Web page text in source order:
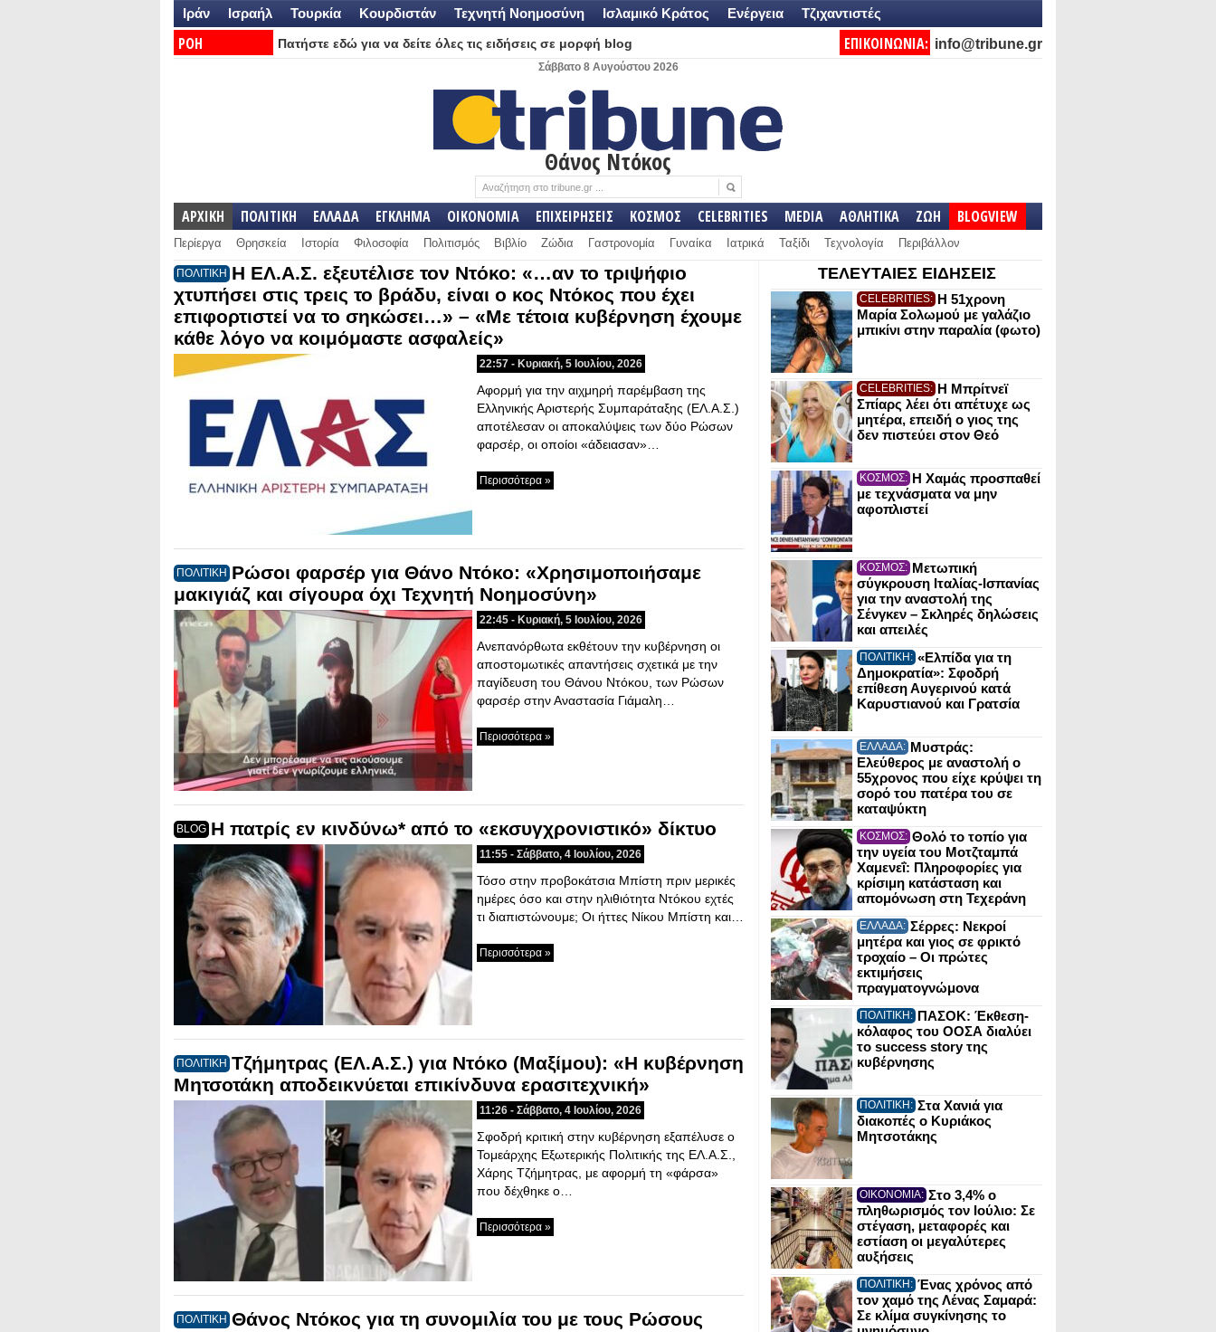
Ιράν Ισραήλ Τουρκία Κουρδιστάν Τεχνητή Νοημοσύνη Ισλαμικό Κράτος Ενέργεια Τζιχαντιστές
ΡΟΗ
Πατήστε εδώ για να δείτε όλες τις ειδήσεις σε μορφή blog ΕΠΙΚΟΙΝΩΝΙΑ: info@tribune.gr
Σάββατο 8 Αυγούστου 2026
Θάνος Ντόκος
ΑΡΧΙΚΗ ΠΟΛΙΤΙΚΗ ΕΛΛΑΔΑ ΕΓΚΛΗΜΑ ΟΙΚΟΝΟΜΙΑ ΕΠΙΧΕΙΡΗΣΕΙΣ ΚΟΣΜΟΣ CELEBRITIES MEDIA ΑΘΛΗΤΙΚΑ ΖΩΗ BLOGVIEW
Περίεργα Θρησκεία Ιστορία Φιλοσοφία Πολιτισμός Βιβλίο Ζώδια Γαστρονομία Γυναίκα Ιατρικά Ταξίδι Τεχνολογία Περιβάλλον
ΠΟΛΙΤΙΚΗ Η ΕΛ.Α.Σ. εξευτέλισε τον Ντόκο: «…αν το τριψήφιο
χτυπήσει στις τρεις το βράδυ, είναι ο κος Ντόκος που έχει
επιφορτιστεί να το σηκώσει…» – «Με τέτοια κυβέρνηση έχουμε
κάθε λόγο να κοιμόμαστε ασφαλείς»
22:57 - Κυριακή, 5 Ιουλίου, 2026
Αφορμή για την αιχμηρή παρέμβαση της
Ελληνικής Αριστερής Συμπαράταξης (ΕΛ.Α.Σ.)
αποτέλεσαν οι αποκαλύψεις των δύο Ρώσων
φαρσέρ, οι οποίοι «άδειασαν»…
Περισσότερα »
ΠΟΛΙΤΙΚΗ Ρώσοι φαρσέρ για Θάνο Ντόκο: «Χρησιμοποιήσαμε
μακιγιάζ και σίγουρα όχι Τεχνητή Νοημοσύνη»
22:45 - Κυριακή, 5 Ιουλίου, 2026
Ανεπανόρθωτα εκθέτουν την κυβέρνηση οι
αποστομωτικές απαντήσεις σχετικά με την
παγίδευση του Θάνου Ντόκου, των Ρώσων
φαρσέρ στην Αναστασία Γιάμαλη…
Περισσότερα »
BLOG Η πατρίς εν κινδύνω* από το «εκσυγχρονιστικό» δίκτυο
11:55 - Σάββατο, 4 Ιουλίου, 2026
Τόσο στην προβοκάτσια Μπίστη πριν μερικές
ημέρες όσο και στην ηλιθιότητα Ντόκου εχτές
τι διαπιστώνουμε; Οι ήττες Νίκου Μπίστη και…
Περισσότερα »
ΠΟΛΙΤΙΚΗ Τζήμητρας (ΕΛ.Α.Σ.) για Ντόκο (Μαξίμου): «Η κυβέρνηση
Μητσοτάκη αποδεικνύεται επικίνδυνα ερασιτεχνική»
11:26 - Σάββατο, 4 Ιουλίου, 2026
Σφοδρή κριτική στην κυβέρνηση εξαπέλυσε ο
Τομεάρχης Εξωτερικής Πολιτικής της ΕΛ.Α.Σ.,
Χάρης Τζήμητρας, με αφορμή τη «φάρσα»
που δέχθηκε ο…
Περισσότερα »
ΠΟΛΙΤΙΚΗ Θάνος Ντόκος για τη συνομιλία του με τους Ρώσους
ΤΕΛΕΥΤΑΙΕΣ ΕΙΔΗΣΕΙΣ
CELEBRITIES: Η 51χρονη
Μαρία Σολωμού με γαλάζιο
μπικίνι στην παραλία (φωτο)
CELEBRITIES: Η Μπρίτνεϊ
Σπίαρς λέει ότι απέτυχε ως
μητέρα, επειδή ο γιος της
δεν πιστεύει στον Θεό
ΚΟΣΜΟΣ: Η Χαμάς προσπαθεί
με τεχνάσματα να μην
αφοπλιστεί
ΚΟΣΜΟΣ: Μετωπική
σύγκρουση Ιταλίας-Ισπανίας
για την αναστολή της
Σένγκεν – Σκληρές δηλώσεις
και απειλές
ΠΟΛΙΤΙΚΗ: «Ελπίδα για τη
Δημοκρατία»: Σφοδρή
επίθεση Αυγερινού κατά
Καρυστιανού και Γρατσία
ΕΛΛΑΔΑ: Μυστράς:
Ελεύθερος με αναστολή ο
55χρονος που είχε κρύψει τη
σορό του πατέρα του σε
καταψύκτη
ΚΟΣΜΟΣ: Θολό το τοπίο για
την υγεία του Μοτζταμπά
Χαμενεΐ: Πληροφορίες για
κρίσιμη κατάσταση και
απομόνωση στη Τεχεράνη
ΕΛΛΑΔΑ: Σέρρες: Νεκροί
μητέρα και γιος σε φρικτό
τροχαίο – Οι πρώτες
εκτιμήσεις
πραγματογνώμονα
ΠΟΛΙΤΙΚΗ: ΠΑΣΟΚ: Έκθεση-
κόλαφος του ΟΟΣΑ διαλύει
το success story της
κυβέρνησης
ΠΟΛΙΤΙΚΗ: Στα Χανιά για
διακοπές ο Κυριάκος
Μητσοτάκης
ΟΙΚΟΝΟΜΙΑ: Στο 3,4% ο
πληθωρισμός τον Ιούλιο: Σε
στέγαση, μεταφορές και
εστίαση οι μεγαλύτερες
αυξήσεις
ΠΟΛΙΤΙΚΗ: Ένας χρόνος από
τον χαμό της Λένας Σαμαρά:
Σε κλίμα συγκίνησης το